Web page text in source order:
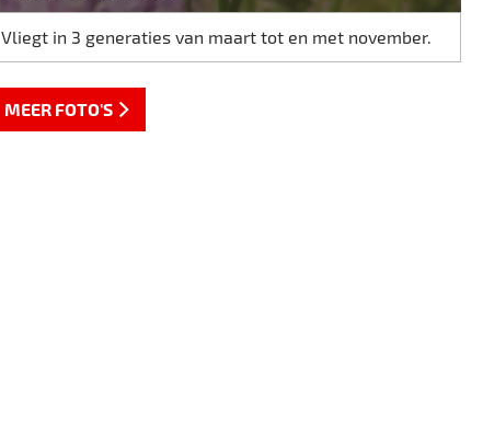
Vliegt in 3 generaties van maart tot en met november.
MEER FOTO'S